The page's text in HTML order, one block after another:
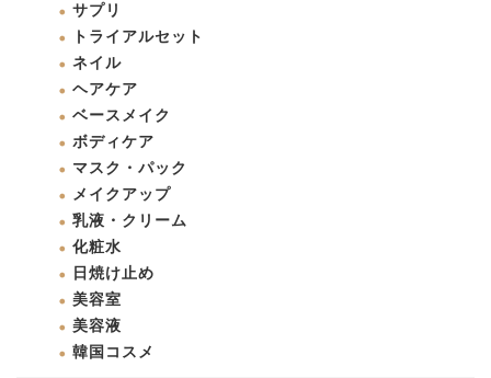
サプリ
トライアルセット
ネイル
ヘアケア
ベースメイク
ボディケア
マスク・パック
メイクアップ
乳液・クリーム
化粧水
日焼け止め
美容室
美容液
韓国コスメ